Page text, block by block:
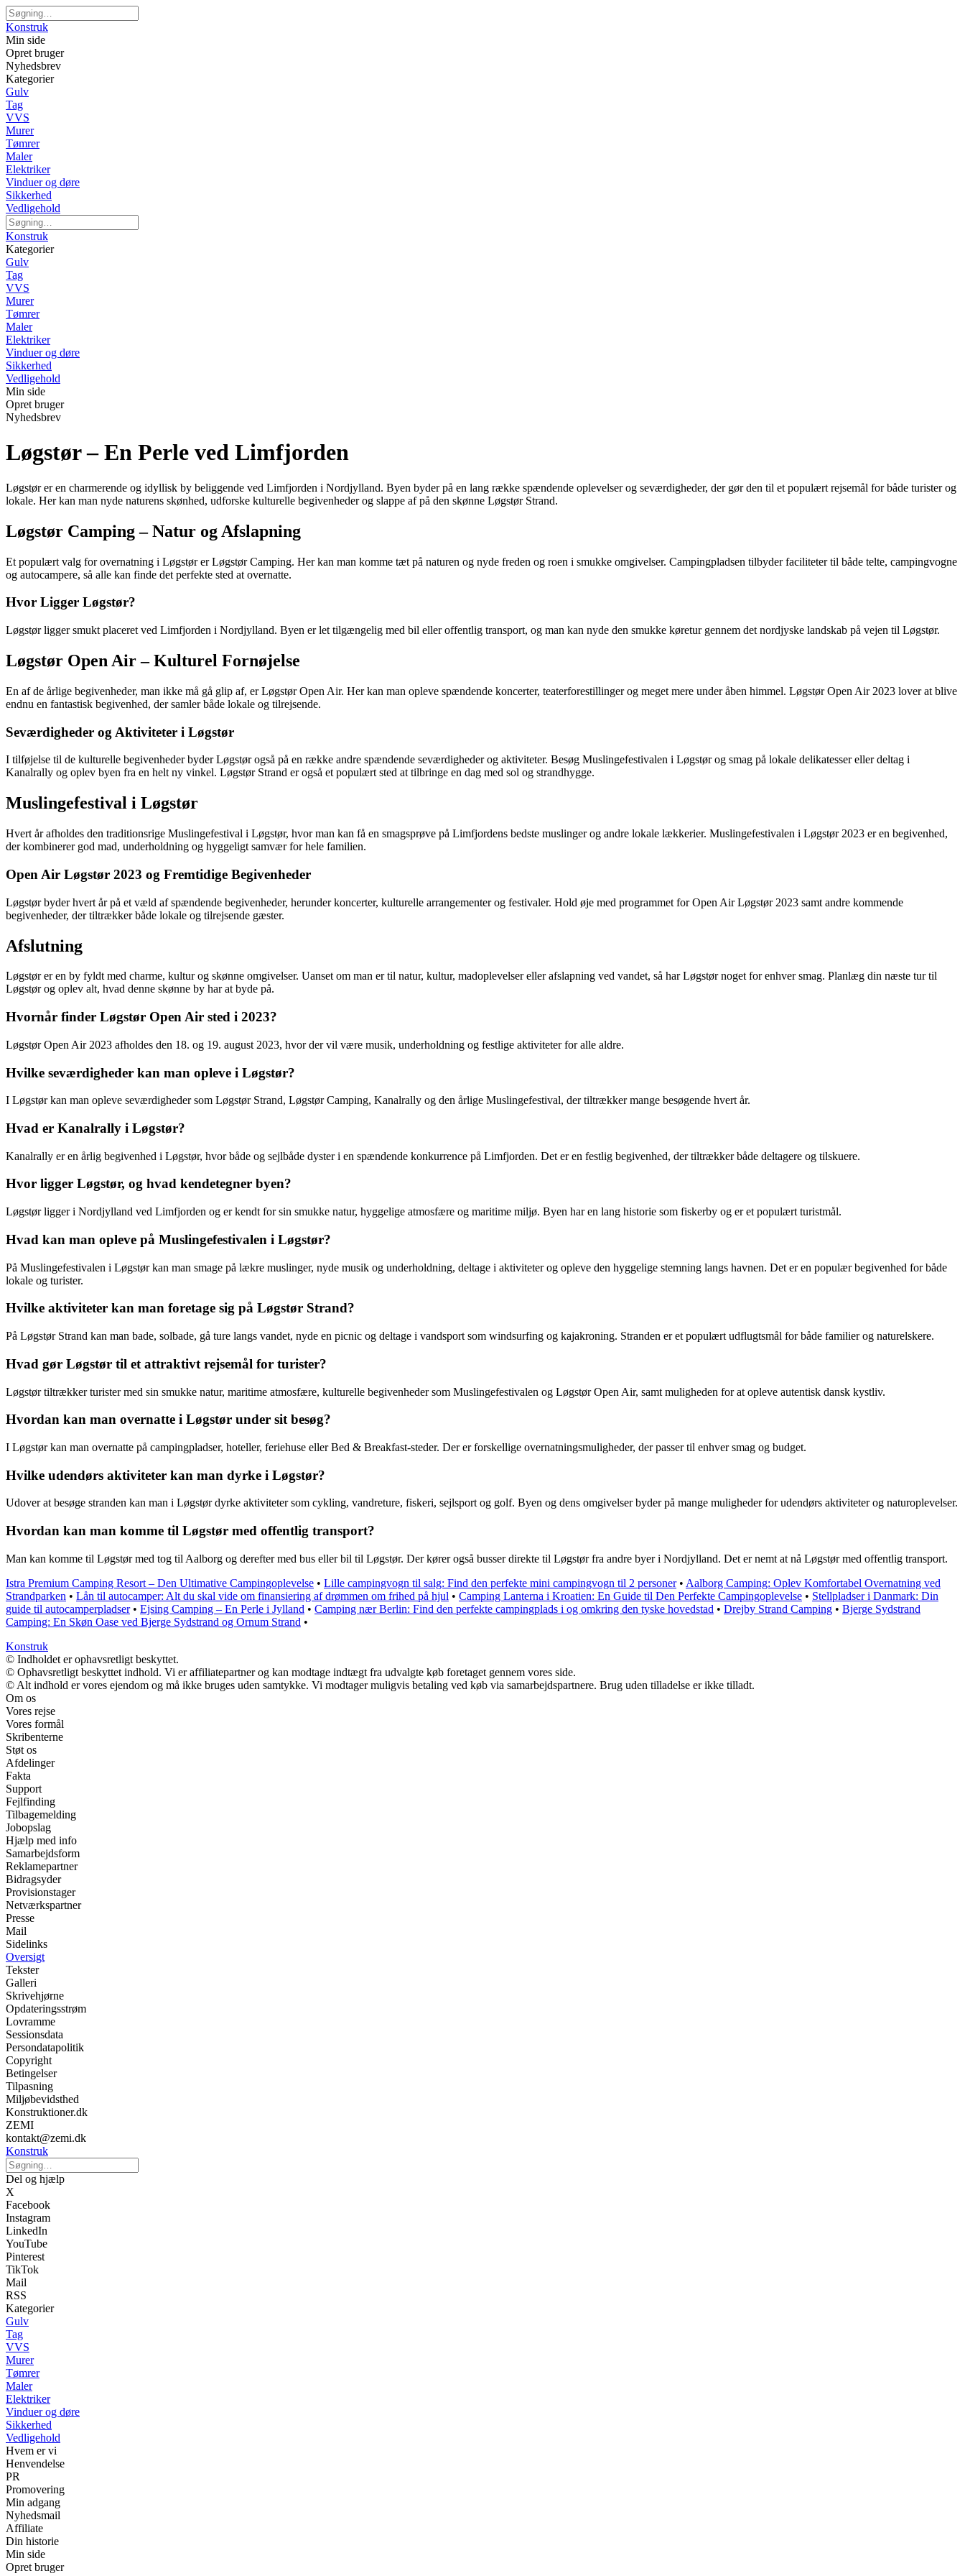
Konstruk
Min side
Opret bruger
Nyhedsbrev
Kategorier
Gulv
Tag
VVS
Murer
Tømrer
Maler
Elektriker
Vinduer og døre
Sikkerhed
Vedligehold
Konstruk
Kategorier
Gulv
Tag
VVS
Murer
Tømrer
Maler
Elektriker
Vinduer og døre
Sikkerhed
Vedligehold
Min side
Opret bruger
Nyhedsbrev
Løgstør – En Perle ved Limfjorden
Løgstør er en charmerende og idyllisk by beliggende ved Limfjorden i Nordjylland. Byen byder på en lang række spændende oplevelser og seværdigheder, der gør den til et populært rejsemål for både turister og
lokale. Her kan man nyde naturens skønhed, udforske kulturelle begivenheder og slappe af på den skønne Løgstør Strand.
Løgstør Camping – Natur og Afslapning
Et populært valg for overnatning i Løgstør er Løgstør Camping. Her kan man komme tæt på naturen og nyde freden og roen i smukke omgivelser. Campingpladsen tilbyder faciliteter til både telte, campingvogne
og autocampere, så alle kan finde det perfekte sted at overnatte.
Hvor Ligger Løgstør?
Løgstør ligger smukt placeret ved Limfjorden i Nordjylland. Byen er let tilgængelig med bil eller offentlig transport, og man kan nyde den smukke køretur gennem det nordjyske landskab på vejen til Løgstør.
Løgstør Open Air – Kulturel Fornøjelse
En af de årlige begivenheder, man ikke må gå glip af, er Løgstør Open Air. Her kan man opleve spændende koncerter, teaterforestillinger og meget mere under åben himmel. Løgstør Open Air 2023 lover at blive
endnu en fantastisk begivenhed, der samler både lokale og tilrejsende.
Seværdigheder og Aktiviteter i Løgstør
I tilføjelse til de kulturelle begivenheder byder Løgstør også på en række andre spændende seværdigheder og aktiviteter. Besøg Muslingefestivalen i Løgstør og smag på lokale delikatesser eller deltag i
Kanalrally og oplev byen fra en helt ny vinkel. Løgstør Strand er også et populært sted at tilbringe en dag med sol og strandhygge.
Muslingefestival i Løgstør
Hvert år afholdes den traditionsrige Muslingefestival i Løgstør, hvor man kan få en smagsprøve på Limfjordens bedste muslinger og andre lokale lækkerier. Muslingefestivalen i Løgstør 2023 er en begivenhed,
der kombinerer god mad, underholdning og hyggeligt samvær for hele familien.
Open Air Løgstør 2023 og Fremtidige Begivenheder
Løgstør byder hvert år på et væld af spændende begivenheder, herunder koncerter, kulturelle arrangementer og festivaler. Hold øje med programmet for Open Air Løgstør 2023 samt andre kommende
begivenheder, der tiltrækker både lokale og tilrejsende gæster.
Afslutning
Løgstør er en by fyldt med charme, kultur og skønne omgivelser. Uanset om man er til natur, kultur, madoplevelser eller afslapning ved vandet, så har Løgstør noget for enhver smag. Planlæg din næste tur til
Løgstør og oplev alt, hvad denne skønne by har at byde på.
Hvornår finder Løgstør Open Air sted i 2023?
Løgstør Open Air 2023 afholdes den 18. og 19. august 2023, hvor der vil være musik, underholdning og festlige aktiviteter for alle aldre.
Hvilke seværdigheder kan man opleve i Løgstør?
I Løgstør kan man opleve seværdigheder som Løgstør Strand, Løgstør Camping, Kanalrally og den årlige Muslingefestival, der tiltrækker mange besøgende hvert år.
Hvad er Kanalrally i Løgstør?
Kanalrally er en årlig begivenhed i Løgstør, hvor både og sejlbåde dyster i en spændende konkurrence på Limfjorden. Det er en festlig begivenhed, der tiltrækker både deltagere og tilskuere.
Hvor ligger Løgstør, og hvad kendetegner byen?
Løgstør ligger i Nordjylland ved Limfjorden og er kendt for sin smukke natur, hyggelige atmosfære og maritime miljø. Byen har en lang historie som fiskerby og er et populært turistmål.
Hvad kan man opleve på Muslingefestivalen i Løgstør?
På Muslingefestivalen i Løgstør kan man smage på lækre muslinger, nyde musik og underholdning, deltage i aktiviteter og opleve den hyggelige stemning langs havnen. Det er en populær begivenhed for både
lokale og turister.
Hvilke aktiviteter kan man foretage sig på Løgstør Strand?
På Løgstør Strand kan man bade, solbade, gå ture langs vandet, nyde en picnic og deltage i vandsport som windsurfing og kajakroning. Stranden er et populært udflugtsmål for både familier og naturelskere.
Hvad gør Løgstør til et attraktivt rejsemål for turister?
Løgstør tiltrækker turister med sin smukke natur, maritime atmosfære, kulturelle begivenheder som Muslingefestivalen og Løgstør Open Air, samt muligheden for at opleve autentisk dansk kystliv.
Hvordan kan man overnatte i Løgstør under sit besøg?
I Løgstør kan man overnatte på campingpladser, hoteller, feriehuse eller Bed & Breakfast-steder. Der er forskellige overnatningsmuligheder, der passer til enhver smag og budget.
Hvilke udendørs aktiviteter kan man dyrke i Løgstør?
Udover at besøge stranden kan man i Løgstør dyrke aktiviteter som cykling, vandreture, fiskeri, sejlsport og golf. Byen og dens omgivelser byder på mange muligheder for udendørs aktiviteter og naturoplevelser.
Hvordan kan man komme til Løgstør med offentlig transport?
Man kan komme til Løgstør med tog til Aalborg og derefter med bus eller bil til Løgstør. Der kører også busser direkte til Løgstør fra andre byer i Nordjylland. Det er nemt at nå Løgstør med offentlig transport.
Istra Premium Camping Resort – Den Ultimative Campingoplevelse • Lille campingvogn til salg: Find den perfekte mini campingvogn til 2 personer• Aalborg Camping: Oplev Komfortabel Overnatning ved
Strandparken • Lån til autocamper: Alt du skal vide om finansiering af drømmen om frihed på hjul • Camping Lanterna i Kroatien: En Guide til Den Perfekte Campingoplevelse • Stellpladser i Danmark: Din
guide til autocamperpladser• Ejsing Camping – En Perle i Jylland • Camping nær Berlin: Find den perfekte campingplads i og omkring den tyske hovedstad • Drejby Strand Camping • Bjerge Sydstrand
Camping: En Skøn Oase ved Bjerge Sydstrand og Ornum Strand •
Konstruk
© Indholdet er ophavsretligt beskyttet.
© Ophavsretligt beskyttet indhold. Vi er affiliatepartner og kan modtage indtægt fra udvalgte køb foretaget gennem vores side.
© Alt indhold er vores ejendom og må ikke bruges uden samtykke. Vi modtager muligvis betaling ved køb via samarbejdspartnere. Brug uden tilladelse er ikke tilladt.
Om os
Vores rejse
Vores formål
Skribenterne
Støt os
Afdelinger
Fakta
Support
Fejlfinding
Tilbagemelding
Jobopslag
Hjælp med info
Samarbejdsform
Reklamepartner
Bidragsyder
Provisionstager
Netværkspartner
Presse
Mail
Sidelinks
Oversigt
Tekster
Galleri
Skrivehjørne
Opdateringsstrøm
Lovramme
Sessionsdata
Persondatapolitik
Copyright
Betingelser
Tilpasning
Miljøbevidsthed
Konstruktioner.dk
ZEMI
kontakt@zemi.dk
Konstruk
Del og hjælp
X
Facebook
Instagram
LinkedIn
YouTube
Pinterest
TikTok
Mail
RSS
Kategorier
Gulv
Tag
VVS
Murer
Tømrer
Maler
Elektriker
Vinduer og døre
Sikkerhed
Vedligehold
Hvem er vi
Henvendelse
PR
Promovering
Min adgang
Nyhedsmail
Affiliate
Din historie
Min side
Opret bruger